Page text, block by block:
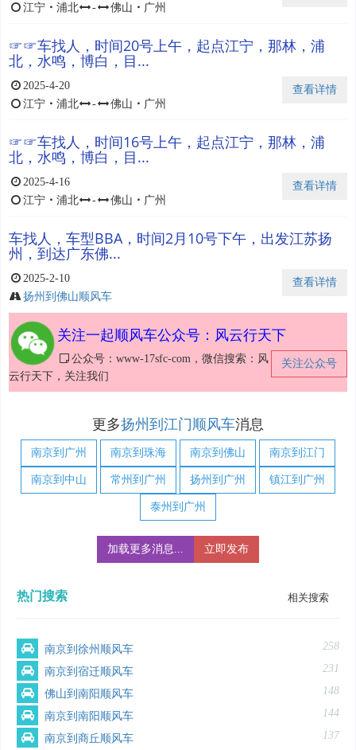
江宁・ 浦北 - 佛山 ・ 广州
☞☞车找人，时间20号上午，起点江宁，那林，浦
北，水鸣，博白，目...
查看详情
2025-4-20
江宁・ 浦北 - 佛山 ・ 广州
☞☞车找人，时间16号上午，起点江宁，那林，浦
北，水鸣，博白，目...
查看详情
2025-4-16
江宁・ 浦北 - 佛山 ・ 广州
车找人，车型BBA，时间2月10号下午，出发江苏扬
州，到达广东佛...
查看详情
2025-2-10
扬州到佛山顺风车
关注一起顺风车公众号：风云行天下
关注公众号
公众号：www-17sfc-com，微信搜索：风
云行天下，关注我们
更多扬州到江门顺风车消息
南京到广州 南京到珠海 南京到佛山 南京到江门
南京到中山 常州到广州 扬州到广州 镇江到广州
泰州到广州
加载更多消息... 立即发布
热门搜索 相关搜索
南京到徐州顺风车 258
南京到宿迁顺风车 231
佛山到南阳顺风车 148
南京到南阳顺风车 144
南京到商丘顺风车 137